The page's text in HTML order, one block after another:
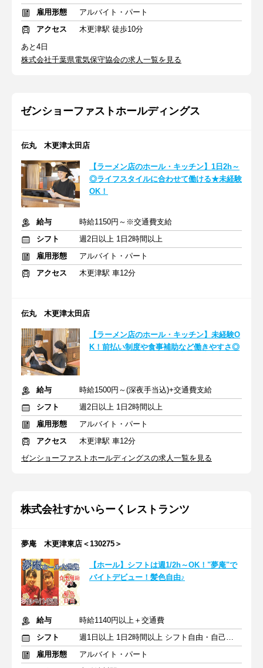
雇用形態
アルバイト・パート
アクセス
木更津駅 徒歩10分
あと4日
株式会社千葉県電気保守協会の求人一覧を見る
ゼンショーファストホールディングス
伝丸 木更津太田店
【ラーメン店のホール・キッチン】1日2h～
◎ライフスタイルに合わせて働ける★未経験
OK！
給与
時給1150円～※交通費支給
シフト
週2日以上 1日2時間以上
雇用形態
アルバイト・パート
アクセス
木更津駅 車12分
伝丸 木更津太田店
【ラーメン店のホール・キッチン】未経験O
K！前払い制度や食事補助など働きやすさ◎
給与
時給1500円～(深夜手当込)+交通費支給
シフト
週2日以上 1日2時間以上
雇用形態
アルバイト・パート
アクセス
木更津駅 車12分
ゼンショーファストホールディングスの求人一覧を見る
株式会社すかいらーくレストランツ
夢庵 木更津東店＜130275＞
【ホール】シフトは週1/2h～OK！"夢庵"で
バイトデビュー！髪色自由♪
給与
時給1140円以上＋交通費
シフト
週1日以上 1日2時間以上 シフト自由・自己申告
雇用形態
アルバイト・パート